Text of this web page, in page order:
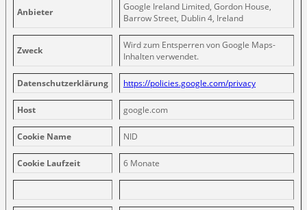
Anbieter
Google Ireland Limited, Gordon House,
Barrow Street, Dublin 4, Ireland
Zweck
Wird zum Entsperren von Google Maps-
Inhalten verwendet.
Datenschutzerklärung https://policies.google.com/privacy
Host google.com
Cookie Name NID
Cookie Laufzeit 6 Monate